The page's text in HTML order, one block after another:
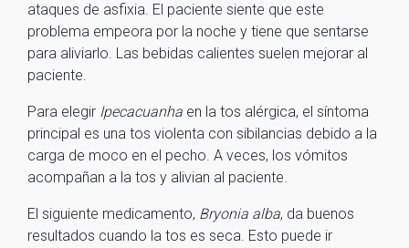
ataques de asfixia. El paciente siente que este
problema empeora por la noche y tiene que sentarse
para aliviarlo. Las bebidas calientes suelen mejorar al
paciente.
Para elegir Ipecacuanha en la tos alérgica, el síntoma
principal es una tos violenta con sibilancias debido a la
carga de moco en el pecho. A veces, los vómitos
acompañan a la tos y alivian al paciente.
El siguiente medicamento, Bryonia alba, da buenos
resultados cuando la tos es seca. Esto puede ir